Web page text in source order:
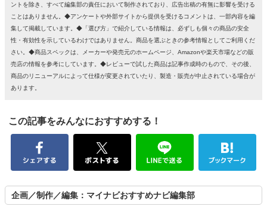
ントを除き、すべて編集部の責任において制作されており、広告出稿の有無に影響を受ける
ことはありません。◆アンケートや外部サイトから提供を受けるコメントは、一部内容を編
集して掲載しています。◆「選び方」で紹介している情報は、必ずしも個々の商品の安全
性・有効性を示しているわけではありません。商品を選ぶときの参考情報としてご利用くだ
さい。◆商品スペックは、メーカーや発売元のホームページ、Amazonや楽天市場などの販
売店の情報を参考にしています。◆レビューで試した商品は記事作成時のもので、その後、
商品のリニューアルによって仕様が変更されていたり、製造・販売が中止されている場合が
あります。
この記事をみんなにおすすめする！
企画／制作／編集：マイナビおすすめナビ編集部